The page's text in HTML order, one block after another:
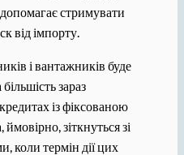
стримувати
від імпорту.
і вантажників буде
зараз
із фіксованою
зіткнуться зі
коли термін дії цих